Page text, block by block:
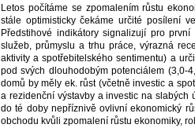
Letos počítáme se zpomalením růstu
stále optimisticky čekáme určité posílení
Předstihové indikátory signalizují pro
služeb, průmyslu a trhu práce, výrazná
aktivity a spotřebitelského sentimentu) a
pod svých dlouhodobým potenciálem (3,0-
domů by měly ek. růst (včetně investic a
a rezidenční výstavby a investic na
do té doby nepříznivě ovlivní ekonomický
obchodu kvůli zpomalení růstu ekonomiky,